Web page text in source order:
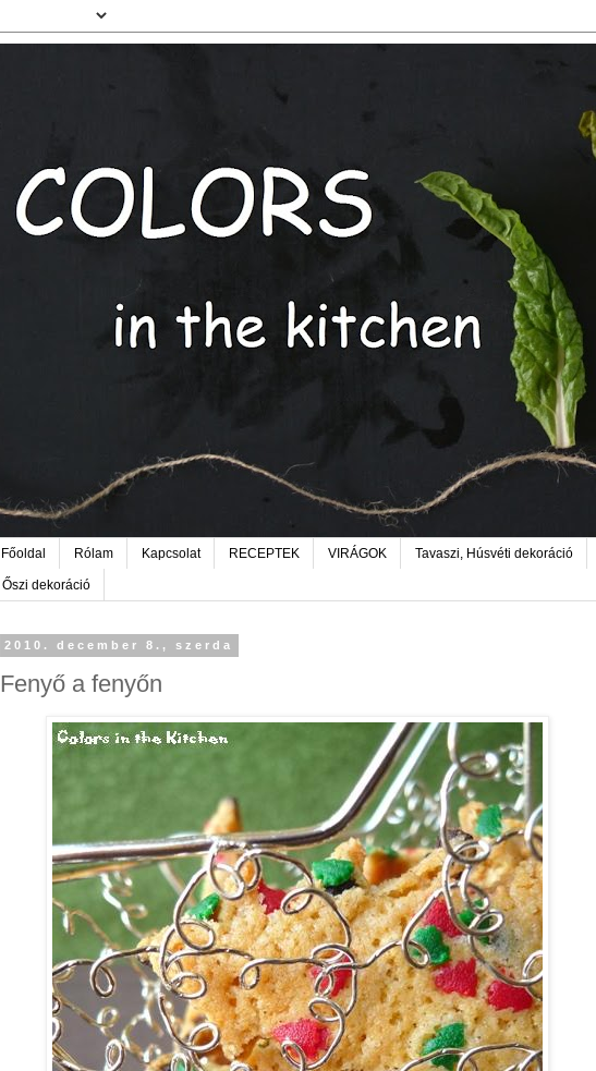
Főoldal Rólam Kapcsolat RECEPTEK VIRÁGOK Tavaszi, Húsvéti dekoráció
Őszi dekoráció
2010. december 8., szerda
Fenyő a fenyőn